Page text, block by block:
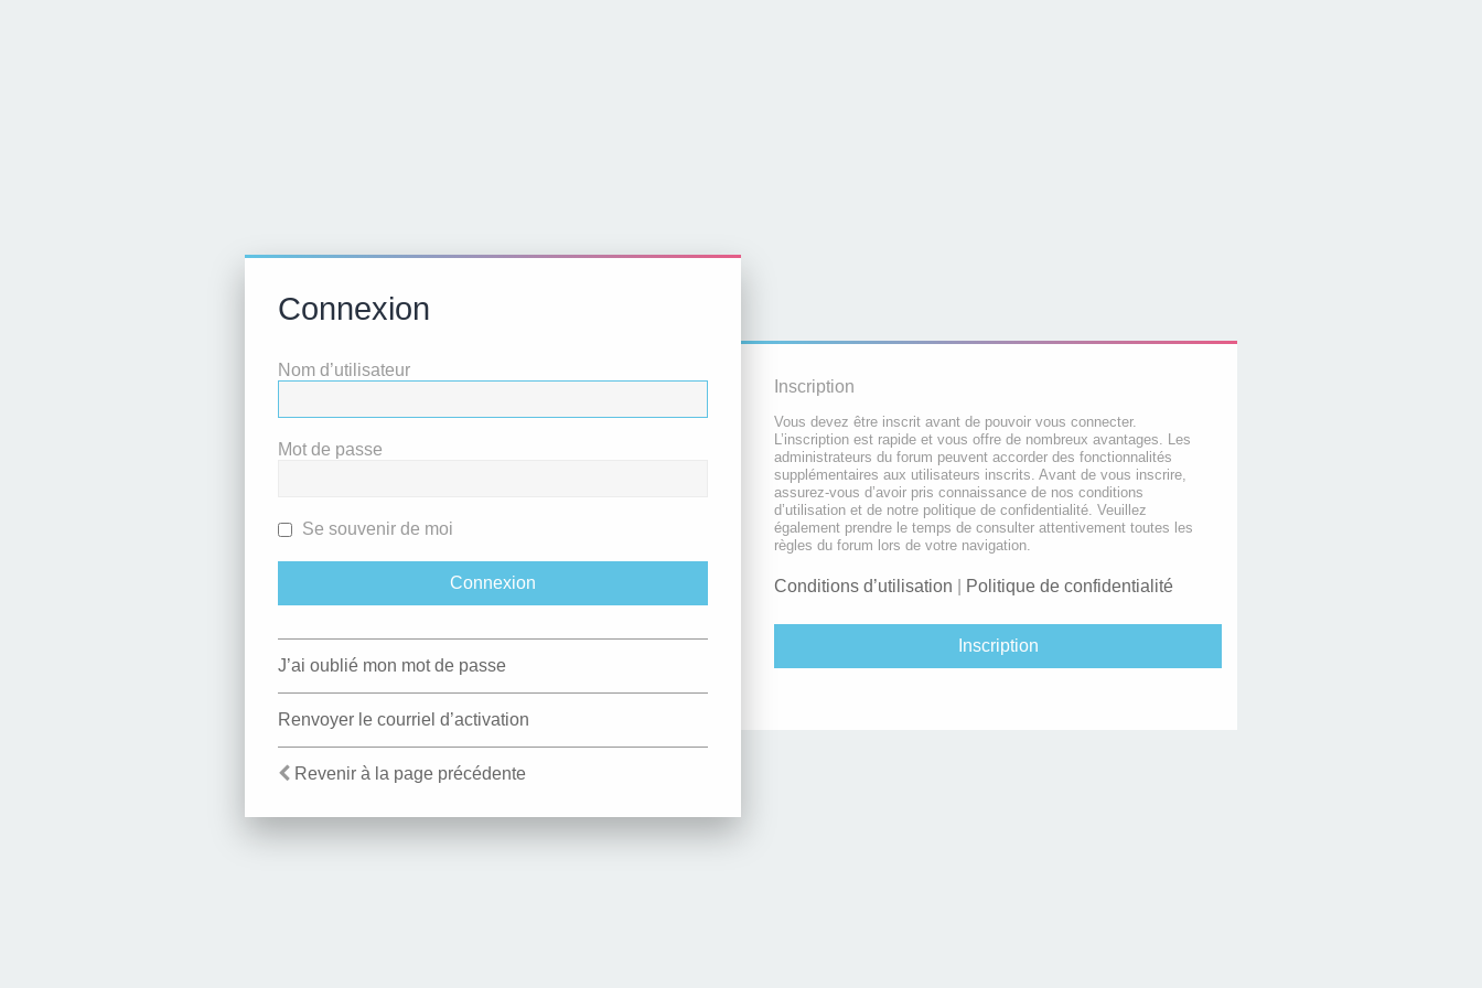
Connexion
Nom d’utilisateur
Mot de passe
Se souvenir de moi
J’ai oublié mon mot de passe
Renvoyer le courriel d’activation
Revenir à la page précédente
Inscription
Vous devez être inscrit avant de pouvoir vous connecter.
L’inscription est rapide et vous offre de nombreux avantages. Les
administrateurs du forum peuvent accorder des fonctionnalités
supplémentaires aux utilisateurs inscrits. Avant de vous inscrire,
assurez-vous d’avoir pris connaissance de nos conditions
d’utilisation et de notre politique de confidentialité. Veuillez
également prendre le temps de consulter attentivement toutes les
règles du forum lors de votre navigation.
Conditions d’utilisation Politique de confidentialité
Inscription